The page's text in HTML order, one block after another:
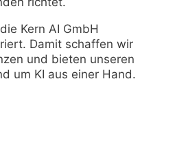
Kern AI GmbH
Damit schaffen wir
und bieten unseren
um KI aus einer Hand.